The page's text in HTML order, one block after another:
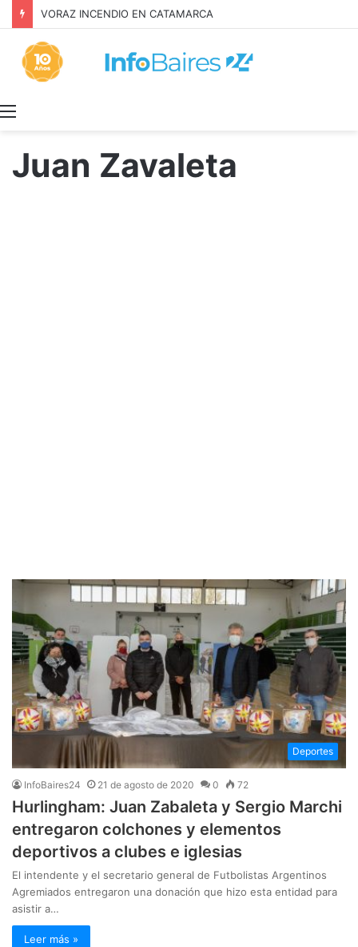
Inquilinos alertan por la Ley de Propiedad Privada
Juan Zavaleta
Deportes
InfoBaires24 21 de agosto de 2020 0 72
Hurlingham: Juan Zabaleta y Sergio Marchi
entregaron colchones y elementos
deportivos a clubes e iglesias
El intendente y el secretario general de Futbolistas Argentinos
Agremiados entregaron una donación que hizo esta entidad para
asistir a…
Leer más »